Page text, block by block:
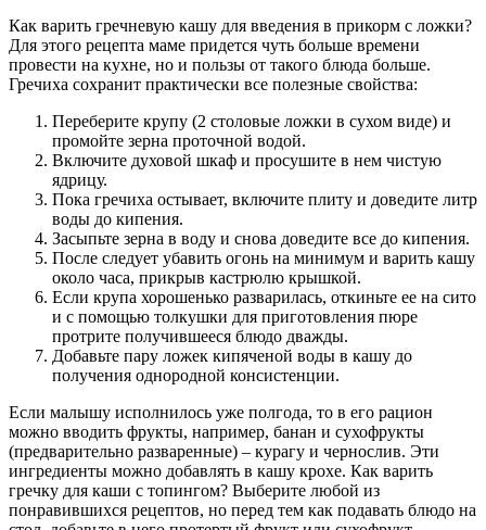
Как варить гречневую кашу для введения в прикорм с ложки?
Для этого рецепта маме придется чуть больше времени
провести на кухне, но и пользы от такого блюда больше.
Гречиха сохранит практически все полезные свойства:
Переберите крупу (2 столовые ложки в сухом виде) и
промойте зерна проточной водой.
Включите духовой шкаф и просушите в нем чистую
ядрицу.
Пока гречиха остывает, включите плиту и доведите литр
воды до кипения.
Засыпьте зерна в воду и снова доведите все до кипения.
После следует убавить огонь на минимум и варить кашу
около часа, прикрыв кастрюлю крышкой.
Если крупа хорошенько разварилась, откиньте ее на сито
и с помощью толкушки для приготовления пюре
протрите получившееся блюдо дважды.
Добавьте пару ложек кипяченой воды в кашу до
получения однородной консистенции.
Если малышу исполнилось уже полгода, то в его рацион
можно вводить фрукты, например, банан и сухофрукты
(предварительно разваренные) – курагу и чернослив. Эти
ингредиенты можно добавлять в кашу крохе. Как варить
гречку для каши с топингом? Выберите любой из
понравившихся рецептов, но перед тем как подавать блюдо на